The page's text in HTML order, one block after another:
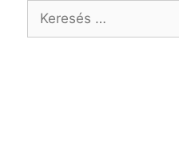
Keresés: